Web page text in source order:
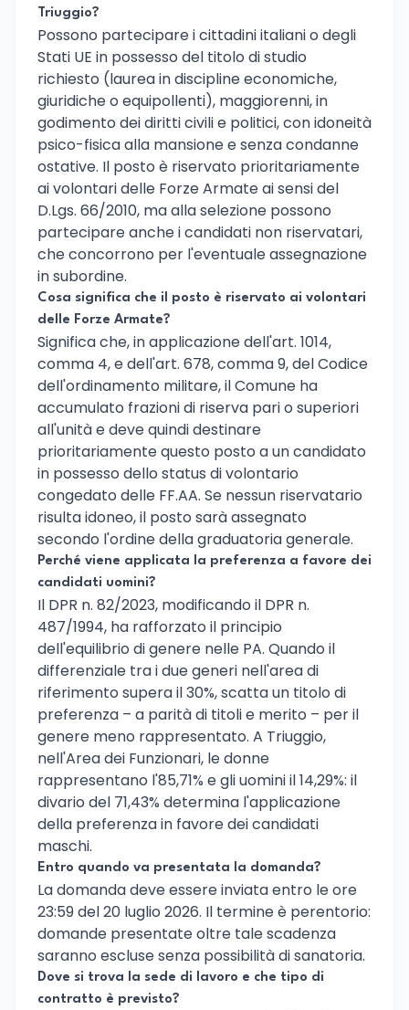
Triuggio?
Possono partecipare i cittadini italiani o degli
Stati UE in possesso del titolo di studio
richiesto (laurea in discipline economiche,
giuridiche o equipollenti), maggiorenni, in
godimento dei diritti civili e politici, con idoneità
psico-fisica alla mansione e senza condanne
ostative. Il posto è riservato prioritariamente
ai volontari delle Forze Armate ai sensi del
D.Lgs. 66/2010, ma alla selezione possono
partecipare anche i candidati non riservatari,
che concorrono per l'eventuale assegnazione
in subordine.
Cosa significa che il posto è riservato ai volontari
delle Forze Armate?
Significa che, in applicazione dell'art. 1014,
comma 4, e dell'art. 678, comma 9, del Codice
dell'ordinamento militare, il Comune ha
accumulato frazioni di riserva pari o superiori
all'unità e deve quindi destinare
prioritariamente questo posto a un candidato
in possesso dello status di volontario
congedato delle FF.AA. Se nessun riservatario
risulta idoneo, il posto sarà assegnato
secondo l'ordine della graduatoria generale.
Perché viene applicata la preferenza a favore dei
candidati uomini?
Il DPR n. 82/2023, modificando il DPR n.
487/1994, ha rafforzato il principio
dell'equilibrio di genere nelle PA. Quando il
differenziale tra i due generi nell'area di
riferimento supera il 30%, scatta un titolo di
preferenza – a parità di titoli e merito – per il
genere meno rappresentato. A Triuggio,
nell'Area dei Funzionari, le donne
rappresentano l'85,71% e gli uomini il 14,29%: il
divario del 71,43% determina l'applicazione
della preferenza in favore dei candidati
maschi.
Entro quando va presentata la domanda?
La domanda deve essere inviata entro le ore
23:59 del 20 luglio 2026. Il termine è perentorio:
domande presentate oltre tale scadenza
saranno escluse senza possibilità di sanatoria.
Dove si trova la sede di lavoro e che tipo di
contratto è previsto?